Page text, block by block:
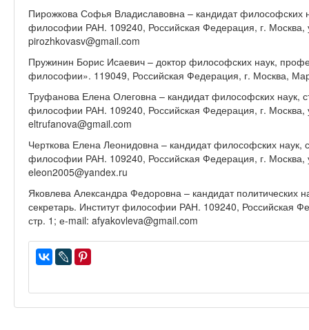
Пирожкова Софья Владиславовна – кандидат философских
философии РАН. 109240, Российская Федерация, г. Москва,
pirozhkovasv@gmail.com
Пружинин Борис Исаевич – доктор философских наук,
философии». 119049, Российская Федерация, г. Москва,
Труфанова Елена Олеговна – кандидат философских наук,
философии РАН. 109240, Российская Федерация, г. Москва,
eltrufanova@gmail.com
Черткова Елена Леонидовна – кандидат философских наук,
философии РАН. 109240, Российская Федерация, г. Москва,
eleon2005@yandex.ru
Яковлева Александра Федоровна – кандидат политических
секретарь. Институт философии РАН. 109240, Российская
стр. 1; е-mail: afyakovleva@gmail.com